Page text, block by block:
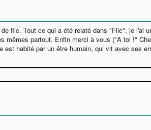
flic. Tout ce qui a été relaté dans "Flic", je l'ai
mêmes partout. Enfin merci à vous ("A toi !"
habité par un être humain, qui vit avec ses